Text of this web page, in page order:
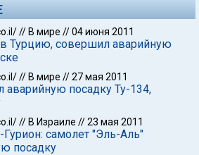
// В мире //04 июня 2011
Турцию, совершил аварийную
// В мире //27 мая 2011
посадку Ту-134,
// В Израиле //23 мая 2011
самолет "Эль-Аль"
посадку